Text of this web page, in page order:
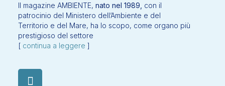
Il magazine AMBIENTE, nato nel 1989, con il
patrocinio del Ministero dell’Ambiente e del
Territorio e del Mare, ha lo scopo, come organo più
prestigioso del settore
[ continua a leggere ]